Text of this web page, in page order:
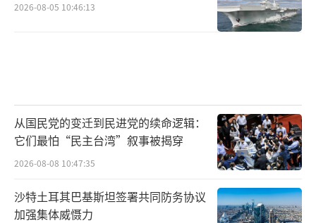
2026-08-05 10:46:13
从国民党的变迁到民进党的续命逻辑：
它们最怕“民主台湾”叙事被揭穿
2026-08-08 10:47:35
沙特土耳其巴基斯坦签署共同防务协议
加强集体威慑力